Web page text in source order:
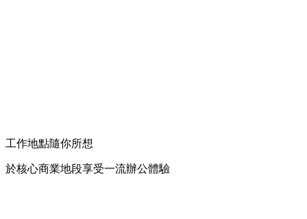
工作地點隨你所想
於核心商業地段享受一流辦公體驗